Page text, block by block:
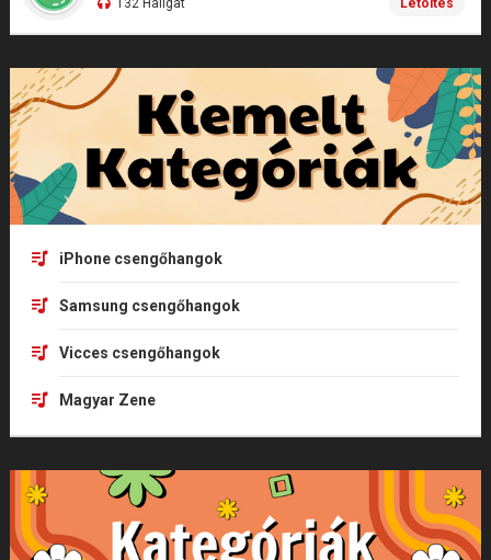
132 Hallgat Letöltés
iPhone csengőhangok
Samsung csengőhangok
Vicces csengőhangok
Magyar Zene